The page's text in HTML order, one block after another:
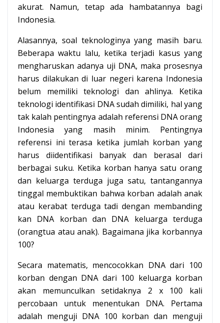
akurat. Namun, tetap ada hambatannya bagi
Indonesia.
Alasannya, soal teknologinya yang masih baru.
Beberapa waktu lalu, ketika terjadi kasus yang
mengharuskan adanya uji DNA, maka prosesnya
harus dilakukan di luar negeri karena Indonesia
belum memiliki teknologi dan ahlinya. Ketika
teknologi identifikasi DNA sudah dimiliki, hal yang
tak kalah pentingnya adalah referensi DNA orang
Indonesia yang masih minim. Pentingnya
referensi ini terasa ketika jumlah korban yang
harus diidentifikasi banyak dan berasal dari
berbagai suku. Ketika korban hanya satu orang
dan keluarga terduga juga satu, tantangannya
tinggal membuktikan bahwa korban adalah anak
atau kerabat terduga tadi dengan membanding
kan DNA korban dan DNA keluarga terduga
(orangtua atau anak). Bagaimana jika korbannya
100?
Secara matematis, mencocokkan DNA dari 100
korban dengan DNA dari 100 keluarga korban
akan memunculkan setidaknya 2 x 100 kali
percobaan untuk menentukan DNA. Pertama
adalah menguji DNA 100 korban dan menguji